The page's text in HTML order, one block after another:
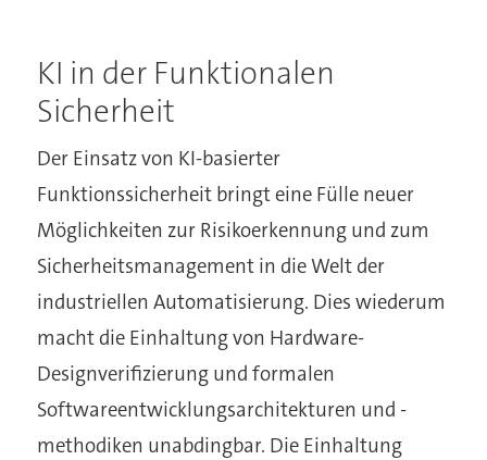
KI in der Funktionalen
Sicherheit
Der Einsatz von KI-basierter
Funktionssicherheit bringt eine Fülle neuer
Möglichkeiten zur Risikoerkennung und zum
Sicherheitsmanagement in die Welt der
industriellen Automatisierung. Dies wiederum
macht die Einhaltung von Hardware-
Designverifizierung und formalen
Softwareentwicklungsarchitekturen und -
methodiken unabdingbar. Die Einhaltung